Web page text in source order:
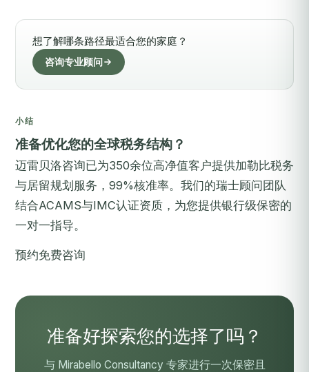
想了解哪条路径最适合您的家庭？
咨询专业顾问
小结
准备优化您的全球税务结构？
迈雷贝洛咨询已为350余位高净值客户提供加勒比税务
与居留规划服务，99%核准率。我们的瑞士顾问团队
结合ACAMS与IMC认证资质，为您提供银行级保密的
一对一指导。
预约免费咨询
准备好探索您的选择了吗？
与 Mirabello Consultancy 专家进行一次保密且